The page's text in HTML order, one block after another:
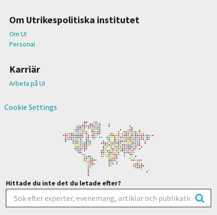
Om Utrikespolitiska institutet
Om UI
Personal
Karriär
Arbeta på UI
Cookie Settings
Hittade du inte det du letade efter?